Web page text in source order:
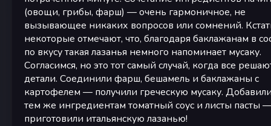
(овощи, грибы, фарш) — очень гармоничное, не
вызывающее никаких вопросов или сомнений.
некоторые отмечают, что, благодаря баклажанам в
по вкусу такая лазанья немного напоминает мусаку.
Согласимся, но это тот самый случай, когда все
детали. Соединили фарш, бешамель и баклажаны с
картофелем — получили греческую мусаку.
тем же ингредиентам томатный соус и листы пасты
приготовили итальянскую лазанью!